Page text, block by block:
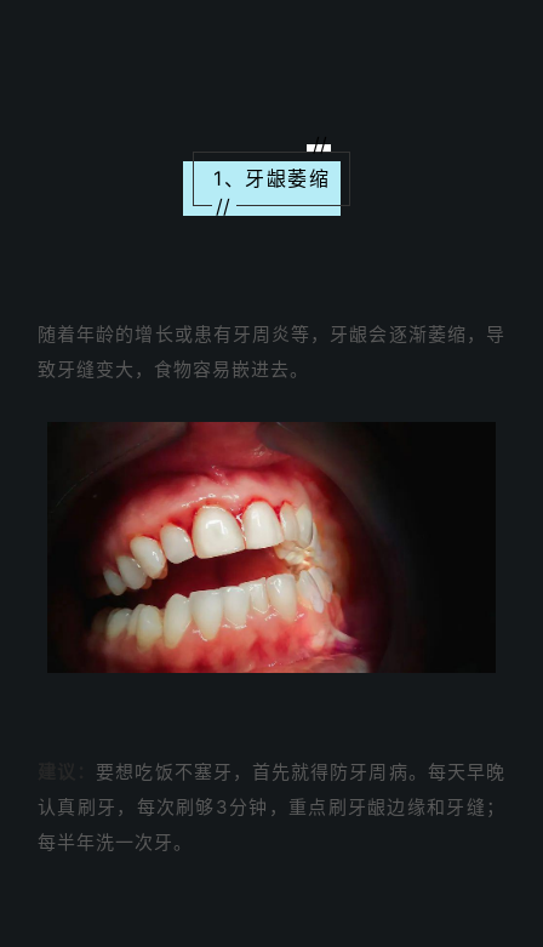
//
1、牙龈萎缩
//
随着年龄的增长或患有牙周炎等，牙龈会逐渐萎缩，导
致牙缝变大，食物容易嵌进去。
要想吃饭不塞牙，首先就得防牙周病。每天早晚
认真刷牙，每次刷够3分钟，重点刷牙龈边缘和牙缝；
每半年洗一次牙。